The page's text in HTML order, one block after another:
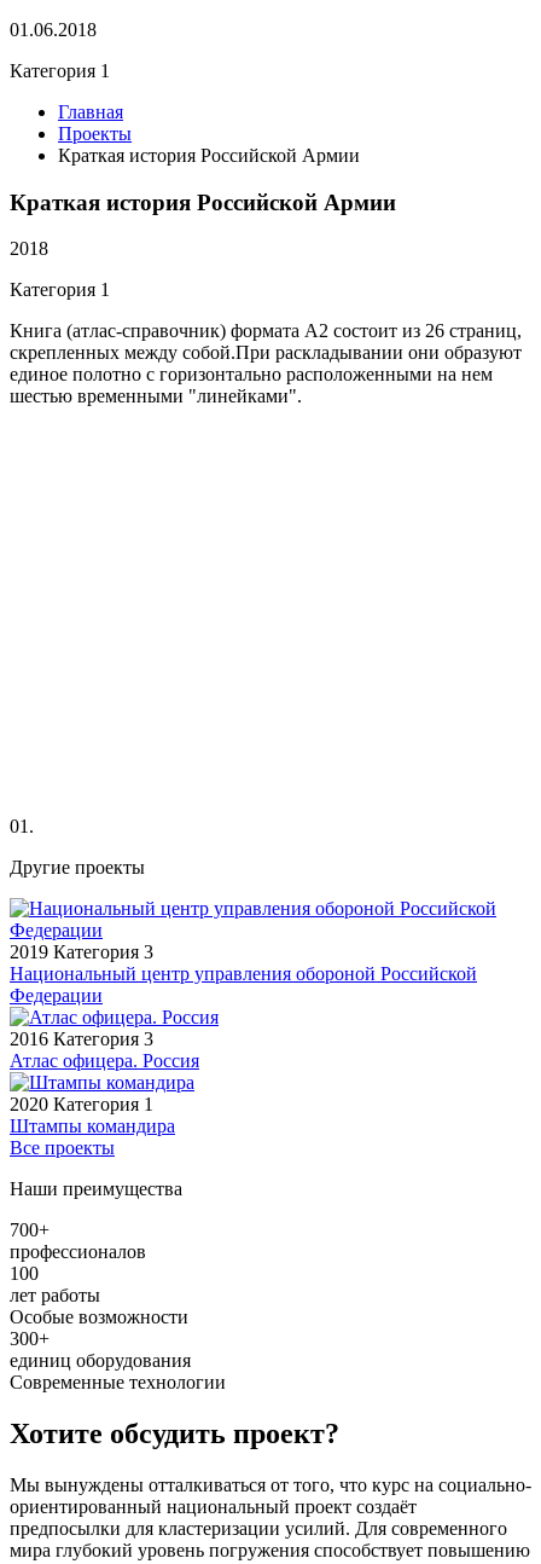
01.06.2018
Категория 1
Главная
Проекты
Краткая история Российской Армии
Краткая история Российской Армии
2018
Категория 1
Книга (атлас-справочник) формата А2 состоит из 26 страниц,
скрепленных между собой.При раскладывании они образуют
единое полотно с горизонтально расположенными на нем
шестью временными "линейками".
01.
Другие проекты
2019 Категория 3
Национальный центр управления обороной Российской
Федерации
2016 Категория 3
Атлас офицера. Россия
2020 Категория 1
Штампы командира
Все проекты
Наши преимущества
700+
профессионалов
100
лет работы
Особые возможности
300+
единиц оборудования
Современные технологии
Хотите обсудить проект?
Мы вынуждены отталкиваться от того, что курс на социально-
ориентированный национальный проект создаёт
предпосылки для кластеризации усилий. Для современного
мира глубокий уровень погружения способствует повышению